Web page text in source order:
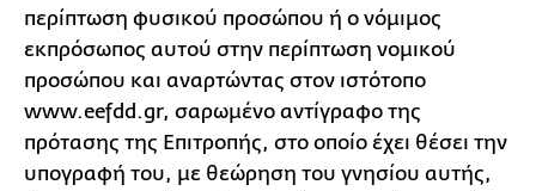
περίπτωση φυσικού προσώπου ή ο νόμιμος
εκπρόσωπος αυτού στην περίπτωση νομικού
προσώπου και αναρτώντας στον ιστότοπο
www.eefdd.gr, σαρωμένο αντίγραφο της
πρότασης της Επιτροπής, στο οποίο έχει θέσει την
υπογραφή του, με θεώρηση του γνησίου αυτής,